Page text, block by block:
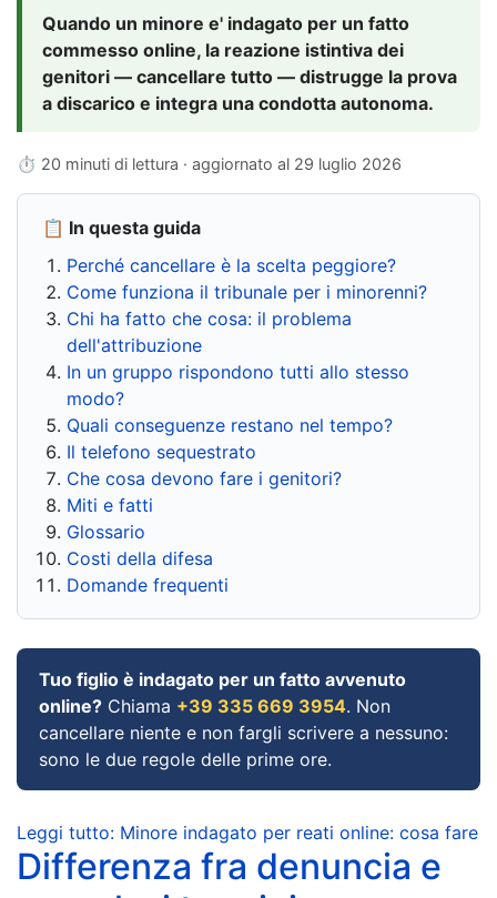
Quando un minore e' indagato per un fatto
commesso online, la reazione istintiva dei
genitori — cancellare tutto — distrugge la prova
a discarico e integra una condotta autonoma.
⏱ 20 minuti di lettura · aggiornato al 29 luglio 2026
📋 In questa guida
Perché cancellare è la scelta peggiore?
Come funziona il tribunale per i minorenni?
Chi ha fatto che cosa: il problema
dell'attribuzione
In un gruppo rispondono tutti allo stesso
modo?
Quali conseguenze restano nel tempo?
Il telefono sequestrato
Che cosa devono fare i genitori?
Miti e fatti
Glossario
Costi della difesa
Domande frequenti
Tuo figlio è indagato per un fatto avvenuto
online? Chiama +39 335 669 3954. Non
cancellare niente e non fargli scrivere a nessuno:
sono le due regole delle prime ore.
Leggi tutto: Minore indagato per reati online: cosa fare
Differenza fra denuncia e